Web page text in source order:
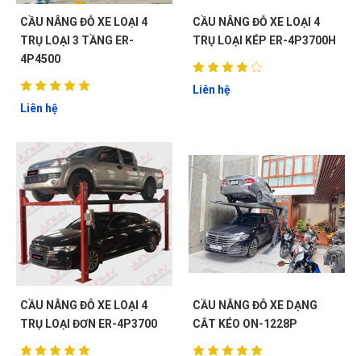
CẦU NÂNG ĐỖ XE LOẠI 4
TRỤ LOẠI 3 TẦNG ER-
4P4500
Liên hệ
CẦU NÂNG ĐỖ XE LOẠI 4
TRỤ LOẠI KÉP ER-4P3700H
Liên hệ
CẦU NÂNG ĐỖ XE LOẠI 4
TRỤ LOẠI ĐƠN ER-4P3700
CẦU NÂNG ĐỖ XE DẠNG
CẮT KÉO ON-1228P